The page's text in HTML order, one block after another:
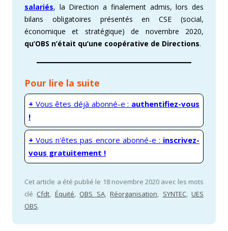
salariés, la Direction a finalement admis, lors des
bilans obligatoires présentés en CSE (social,
économique et stratégique) de novembre 2020,
qu’OBS n’était qu’une coopérative de Directions.
Pour lire la suite
+ Vous êtes déjà abonné-e : authentifiez-vous
!
+ Vous n'êtes pas encore abonné-e : inscrivez-
vous gratuitement !
Cet article a été publié le 18 novembre 2020 avec les mots
clé Cfdt, Équité, OBS SA,Réorganisation, SYNTEC,UES
OBS.